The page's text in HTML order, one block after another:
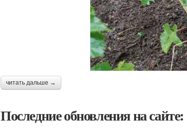
читать дальше →
Последние обновления на сайте: